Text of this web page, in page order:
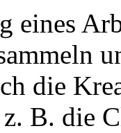
eines
die
B. die